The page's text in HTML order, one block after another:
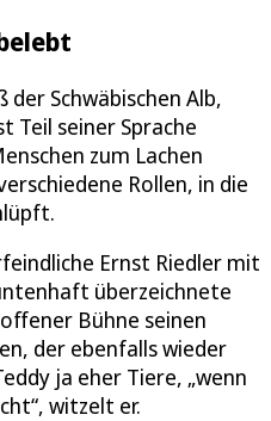
der Schwäbischen Alb,
Teil seiner Sprache
zum Lachen
Rollen, in die
Ernst Riedler mit
überzeichnete
Bühne seinen
der ebenfalls wieder
ja eher Tiere, „wenn
witzelt er.